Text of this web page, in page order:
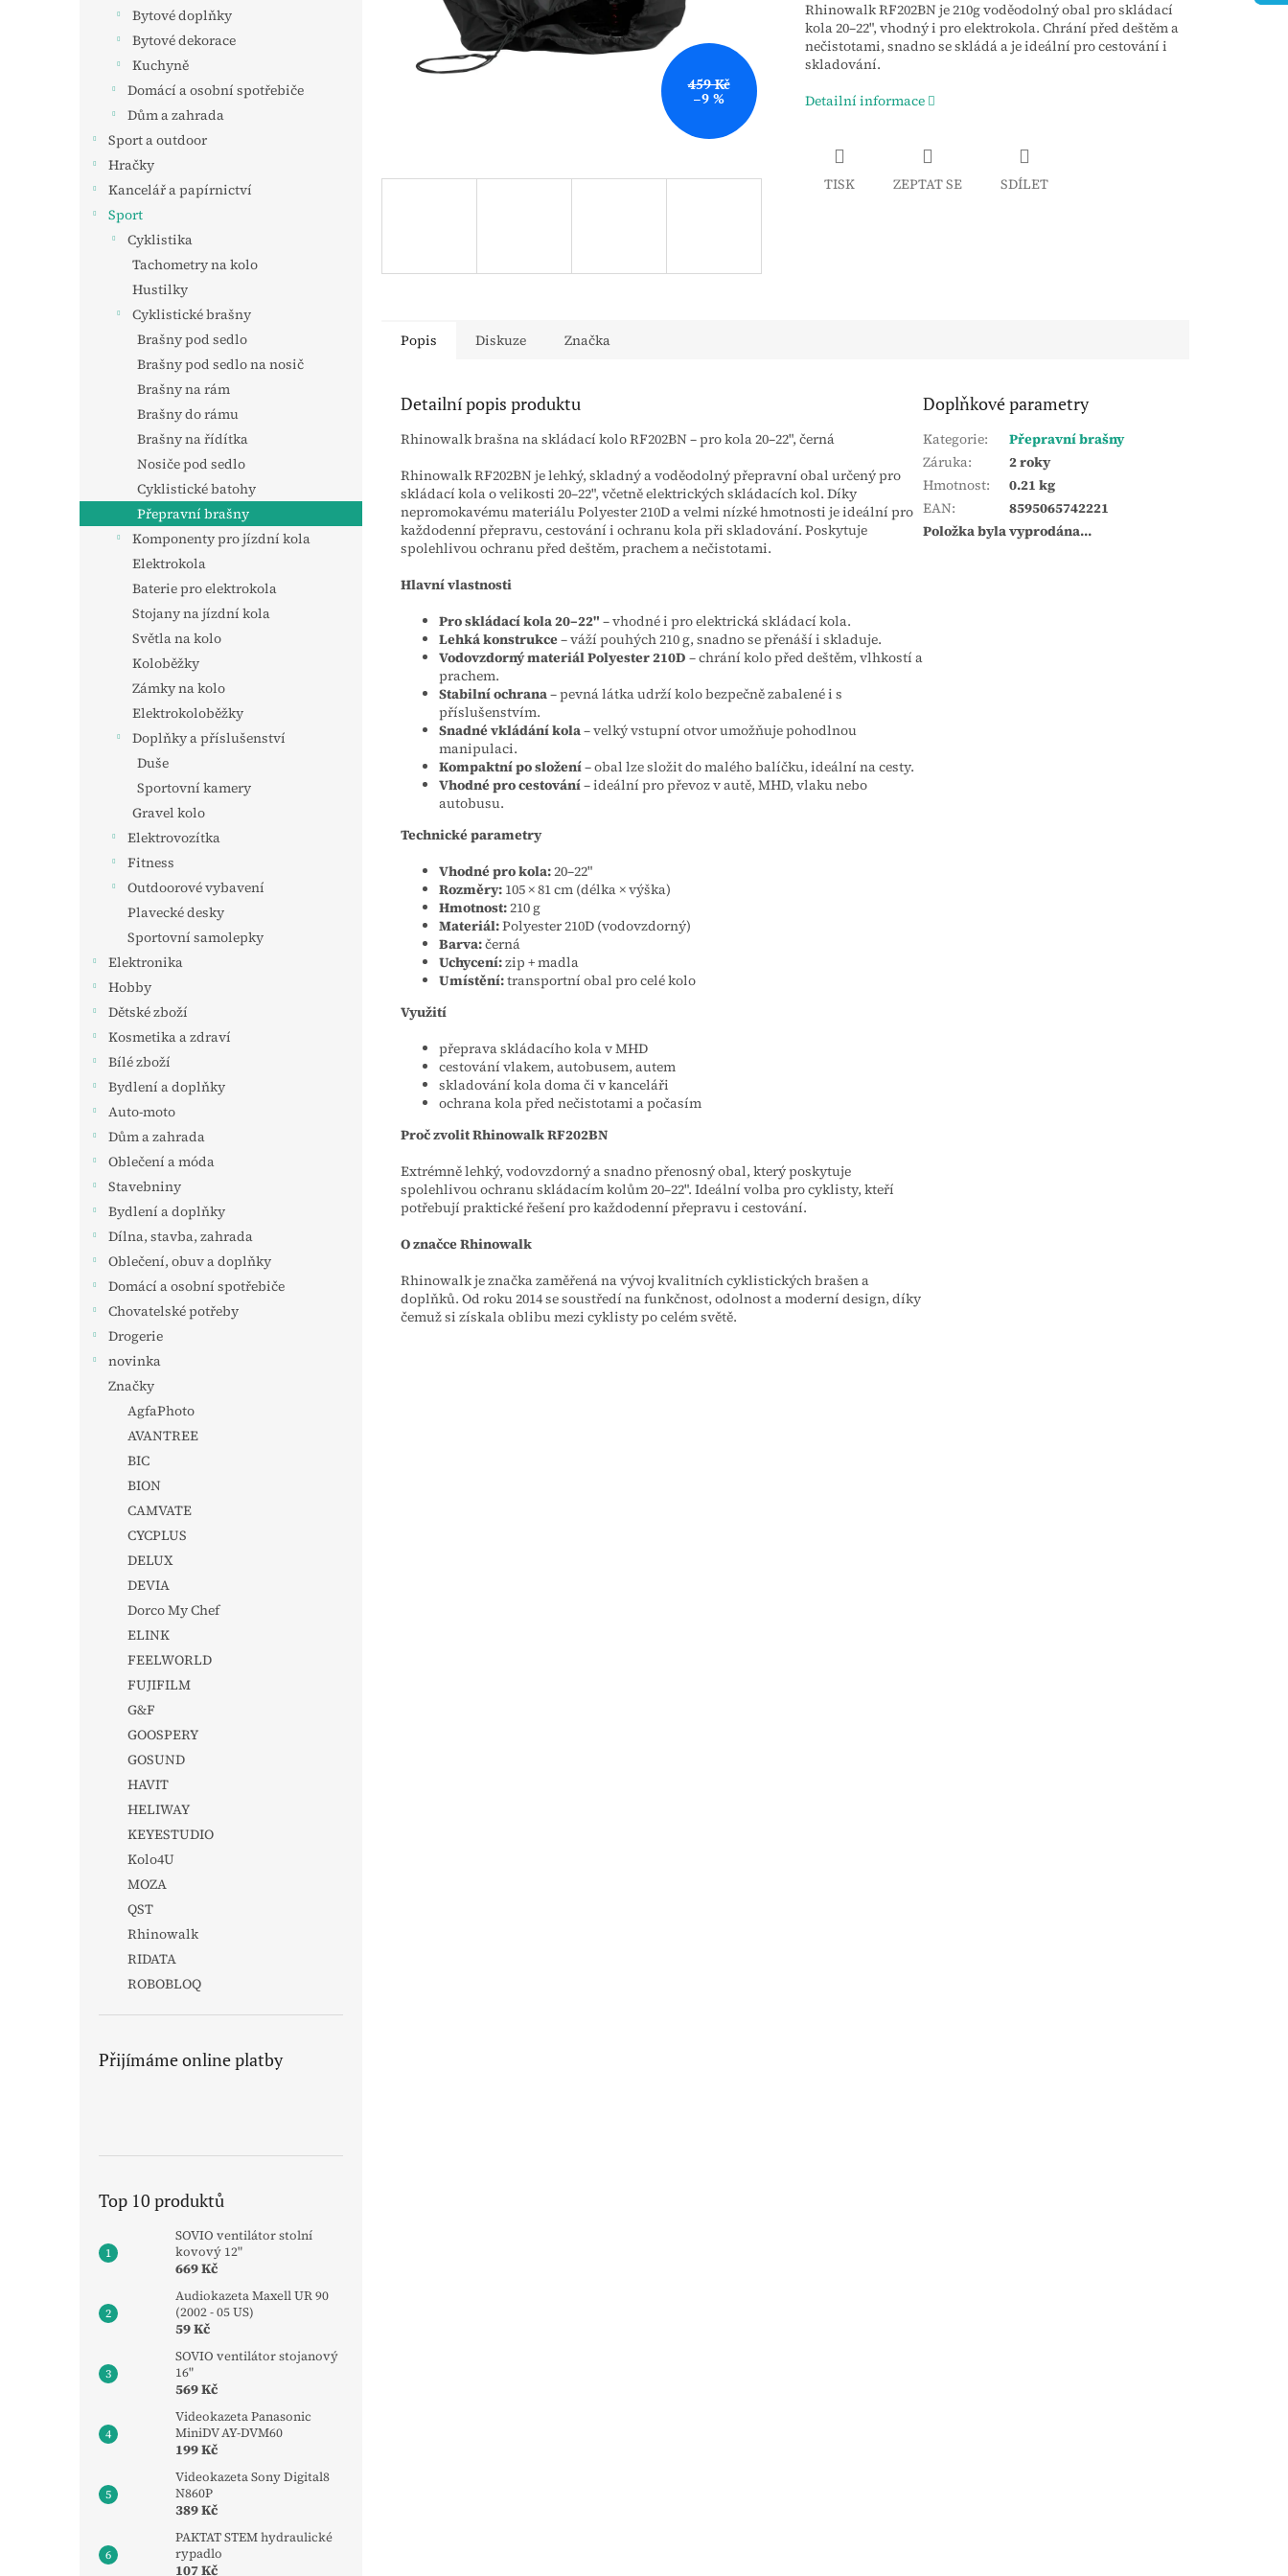
Bytové doplňky
Bytové dekorace
Kuchyně
Domácí a osobní spotřebiče
Dům a zahrada
Sport a outdoor
Hračky
Kancelář a papírnictví
Sport
Cyklistika
Tachometry na kolo
Hustilky
Cyklistické brašny
Brašny pod sedlo
Brašny pod sedlo na nosič
Brašny na rám
Brašny do rámu
Brašny na řídítka
Nosiče pod sedlo
Cyklistické batohy
Přepravní brašny
Komponenty pro jízdní kola
Elektrokola
Baterie pro elektrokola
Stojany na jízdní kola
Světla na kolo
Koloběžky
Zámky na kolo
Elektrokoloběžky
Doplňky a příslušenství
Duše
Sportovní kamery
Gravel kolo
Elektrovozítka
Fitness
Outdoorové vybavení
Plavecké desky
Sportovní samolepky
Elektronika
Hobby
Dětské zboží
Kosmetika a zdraví
Bílé zboží
Bydlení a doplňky
Auto-moto
Dům a zahrada
Oblečení a móda
Stavebniny
Bydlení a doplňky
Dílna, stavba, zahrada
Oblečení, obuv a doplňky
Domácí a osobní spotřebiče
Chovatelské potřeby
Drogerie
novinka
Značky
AgfaPhoto
AVANTREE
BIC
BION
CAMVATE
CYCPLUS
DELUX
DEVIA
Dorco My Chef
ELINK
FEELWORLD
FUJIFILM
G&F
GOOSPERY
GOSUND
HAVIT
HELIWAY
KEYESTUDIO
Kolo4U
MOZA
QST
Rhinowalk
RIDATA
ROBOBLOQ
Přijímáme online platby
Top 10 produktů
SOVIO ventilátor stolní
kovový 12"
669 Kč
Audiokazeta Maxell UR 90
(2002 - 05 US)
59 Kč
SOVIO ventilátor stojanový
16"
569 Kč
Videokazeta Panasonic
MiniDV AY-DVM60
199 Kč
Videokazeta Sony Digital8
N860P
389 Kč
PAKTAT STEM hydraulické
rypadlo
107 Kč
459 Kč
–9 %
Rhinowalk RF202BN je 210g voděodolný obal pro skládací
kola 20–22", vhodný i pro elektrokola. Chrání před deštěm a
nečistotami, snadno se skládá a je ideální pro cestování i
skladování.
Detailní informace
TISK ZEPTAT SE SDÍLET
Popis Diskuze Značka
Detailní popis produktu
Rhinowalk brašna na skládací kolo RF202BN – pro kola 20–22", černá
Rhinowalk RF202BN je lehký, skladný a voděodolný přepravní obal určený pro
skládací kola o velikosti 20–22", včetně elektrických skládacích kol. Díky
nepromokavému materiálu Polyester 210D a velmi nízké hmotnosti je ideální pro
každodenní přepravu, cestování i ochranu kola při skladování. Poskytuje
spolehlivou ochranu před deštěm, prachem a nečistotami.
Hlavní vlastnosti
Pro skládací kola 20–22" – vhodné i pro elektrická skládací kola.
Lehká konstrukce– váží pouhých 210 g, snadno se přenáší i skladuje.
Vodovzdorný materiál Polyester 210D – chrání kolo před deštěm, vlhkostí a
prachem.
Stabilní ochrana– pevná látka udrží kolo bezpečně zabalené i s
příslušenstvím.
Snadné vkládání kola– velký vstupní otvor umožňuje pohodlnou
manipulaci.
Kompaktní po složení– obal lze složit do malého balíčku, ideální na cesty.
Vhodné pro cestování– ideální pro převoz v autě, MHD, vlaku nebo
autobusu.
Technické parametry
Vhodné pro kola:20–22"
Rozměry: 105 × 81 cm (délka × výška)
Hmotnost:210 g
Materiál:Polyester 210D (vodovzdorný)
Barva:černá
Uchycení:zip + madla
Umístění:transportní obal pro celé kolo
Využití
přeprava skládacího kola v MHD
cestování vlakem, autobusem, autem
skladování kola doma či v kanceláři
ochrana kola před nečistotami a počasím
Proč zvolit Rhinowalk RF202BN
Extrémně lehký, vodovzdorný a snadno přenosný obal, který poskytuje
spolehlivou ochranu skládacím kolům 20–22". Ideální volba pro cyklisty, kteří
potřebují praktické řešení pro každodenní přepravu i cestování.
O značce Rhinowalk
Rhinowalk je značka zaměřená na vývoj kvalitních cyklistických brašen a
doplňků. Od roku 2014 se soustředí na funkčnost, odolnost a moderní design, díky
čemuž si získala oblibu mezi cyklisty po celém světě.
Doplňkové parametry
Kategorie:
Přepravní brašny
Záruka:
2 roky
Hmotnost:
0.21 kg
EAN:
8595065742221
Položka byla vyprodána…